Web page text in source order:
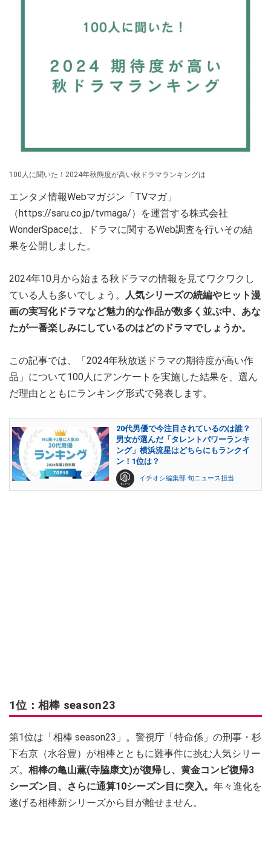
100人に聞いた！2024年秋態度が高い秋ドラマランキングは
エンタメ情報Webマガジン「TVマガ」
（https://saru.co.jp/tvmaga/）を運営する株式会社
WonderSpaceは、ドラマに関するWeb調査を行いその結
果を公開しました。
2024年10月から始まる秋ドラマの情報を見てワクワクし
ている人も多いでしょう。
人気シリーズの続編やヒット漫
画の実写化ドラマなど魅力的な作品が数多く並ぶ中、あな
たが一番楽しみにしているのはどのドラマでしょうか。
この記事では、「2024年秋放送ドラマの期待度が高い作
品」について100人にアンケートを実施した結果を、選ん
だ理由とともにランキング形式で発表します。
20代男優で今注目されているのは誰？
男女が選んだ「タレントパワーランキ
ング」横浜流星はどちらにもランクイ
ン！1位は？
イチオシ編集部 旬ニュース担当
1位：相棒 season23
第1位は「相棒 season23」。警視庁「特命係」の刑事・杉
下右京（水谷豊）が相棒とともに難事件に挑む人気シリー
ズ。 相棒の亀山薫(寺脇康文)が復帰し、黄金コンビ復帰3
シーズン目、さらに通算10シーズン目に突入。 年々進化を
遂げる相棒新シリーズから目が離せません。